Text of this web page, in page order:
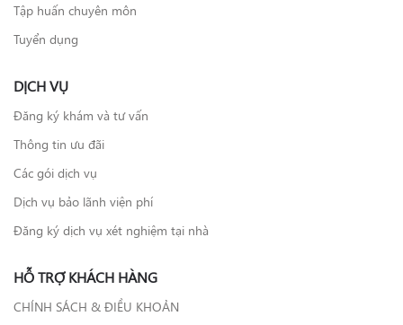
Tập huấn chuyên môn
Tuyển dụng
DỊCH VỤ
Đăng ký khám và tư vấn
Thông tin ưu đãi
Các gói dịch vụ
Dịch vụ bảo lãnh viện phí
Đăng ký dịch vụ xét nghiệm tại nhà
HỖ TRỢ KHÁCH HÀNG
CHÍNH SÁCH & ĐIỀU KHOẢN